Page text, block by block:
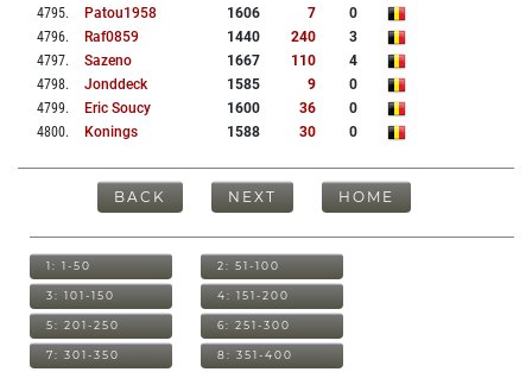
4795. Patou1958 1606 7
0
4796. Raf0859 1440 240
3
4797. Sazeno 1667 110
4
4798. Jonddeck 1585 9
0
4799. Eric Soucy 1600 36
0
4800. Konings 1588 30 0
BACK NEXT HOME
1: 1-50 2: 51-100
3: 101-150 4: 151-200
5: 201-250 6: 251-300
7: 301-350 8: 351-400